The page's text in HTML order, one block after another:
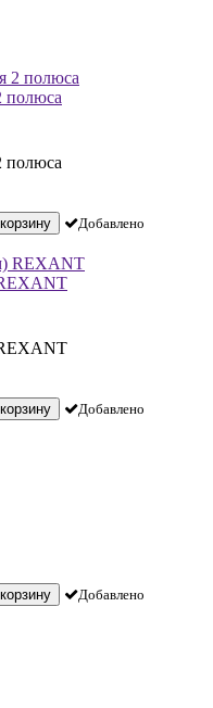
полюса
полюса
Добавлено
Добавлено
Добавлено